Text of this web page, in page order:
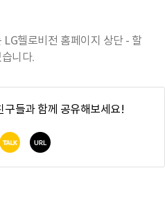
헬로비전 홈페이지 상단 - 할
니다.
구들과 함께 공유해보세요!
이스북 공유카카오톡 공유
URL 복사